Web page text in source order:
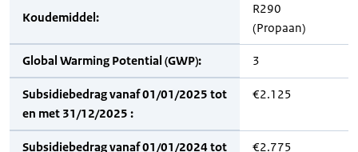
Koudemiddel:
R290
(Propaan)
Global Warming Potential (GWP): 3
Subsidiebedrag vanaf 01/01/2025 tot
en met 31/12/2025 :
€2.125
Subsidiebedrag vanaf 01/01/2024 tot
€2.775